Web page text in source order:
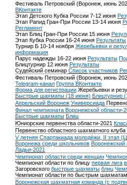
Фестиваль Петровский (Воронеж, июнь
ВКонтакте
Этап Детского Кубка России 7-12 июня
Этап Рапид Гран-При России 13-14 июня
Регламент
Этап Блиц Гран-При России 15 июня
Этап Кубка России 16-24 июня Результаты
Турнир Б 10-14 ноября Жеребьевки и
информация
Парус надежды 16-22 июня Результаты
Блицтурнир 12 июня Результаты
Судейский семинар Список участников
Фестиваль Петровский (Воронеж, июнь
Telegram-канал Группа ВКонтакте
Форма для регистрации Жеребьевки и
Быстрые шахматы (18 июня) Блицтурнир
Апрельский Воронеж Универсиада
Финал чемпионата Воронежской области-
Быстрые шахматы Блиц
Юниорские первенства области-2021
Первенство областного шахматного клуба
V летняя Спартакиада молодёжи, II этап
Воронежа среди школьников Воронежский
Ладьи-2021
Чемпионат области среди женщин
Чемпионат области по блицу первая лига
Загоровского быстрые шахматы блиц
Чемпионат области по быстрым шахматам
Воронежская шахматная команда (с